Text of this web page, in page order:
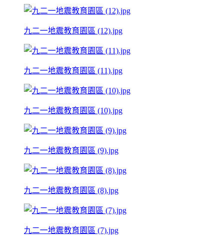
九二一地震教育園區 (12).jpg
九二一地震教育園區 (11).jpg
九二一地震教育園區 (10).jpg
九二一地震教育園區 (9).jpg
九二一地震教育園區 (8).jpg
九二一地震教育園區 (7).jpg